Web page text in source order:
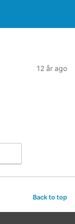
12 år ago
Back to top